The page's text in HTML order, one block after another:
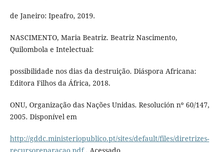
de Janeiro: Ipeafro, 2019.
NASCIMENTO, Maria Beatriz. Beatriz Nascimento,
Quilombola e Intelectual:
possibilidade nos dias da destruição. Diáspora Africana:
Editora Filhos da África, 2018.
ONU, Organização das Nações Unidas. Resolución nº 60/147,
2005. Disponível em
http://gddc.ministeriopublico.pt/sites/default/files/diretrizes-
recursoreparacao.pdf. Acessado